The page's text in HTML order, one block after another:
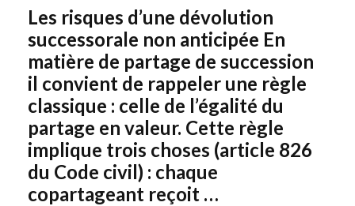
Les risques d’une dévolution
successorale non anticipée En
matière de partage de succession
il convient de rappeler une règle
classique : celle de l’égalité du
partage en valeur. Cette règle
implique trois choses (article 826
du Code civil) : chaque
copartageant reçoit …